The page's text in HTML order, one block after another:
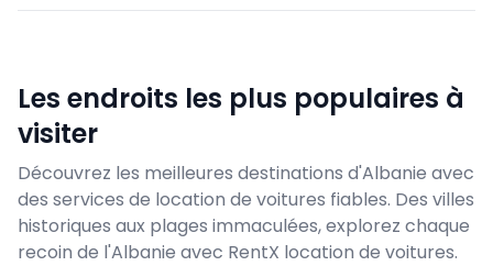
Les endroits les plus populaires à
visiter
Découvrez les meilleures destinations d'Albanie avec
des services de location de voitures fiables. Des villes
historiques aux plages immaculées, explorez chaque
recoin de l'Albanie avec RentX location de voitures.